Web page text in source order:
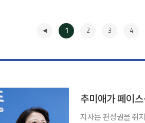
1 2 3 4
지사는 편성권을 쥐지만, 추경